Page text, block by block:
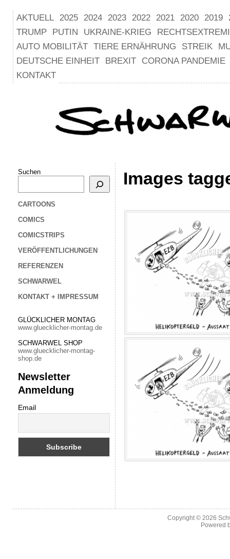
AKTUELL 2025 2024 2023 2022 2021 2020 2019
TRUMP
PUTIN UKRAINE-KRIEG
AUTO MOBILITÄT TIERE ERNÄHRUNG STREIK
DEUTSCHE EINHEIT
BREXIT
CORONA PANDEMIE
KONTAKT
Suchen
CARTOONS
COMICS
COMICSTRIPS
VERÖFFENTLICHUNGEN
REFERENZEN
SCHWARWEL
KONTAKT + IMPRESSUM
GLÜCKLICHER MONTAG
www.gluecklicher-montag.de
SCHWARWEL SHOP
www.gluecklicher-montag-
shop.de
Newsletter
Anmeldung
Email
Images
Copyright © 2026
Powered